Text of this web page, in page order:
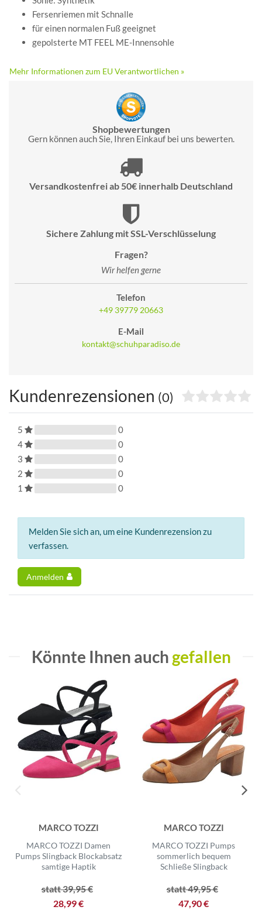
Fersenriemen mit Schnalle
für einen normalen Fuß geeignet
gepolsterte MT FEEL ME-Innensohle
Mehr Informationen zum EU Verantwortlichen »
Shopbewertungen
Gern können auch Sie, Ihren Einkauf bei uns bewerten.
Versandkostenfrei ab 50€ innerhalb Deutschland
Sichere Zahlung mit SSL-Verschlüsselung
Fragen?
Wir helfen gerne
Telefon
+49 39779 20663
E-Mail
kontakt@schuhparadiso.de
Kundenrezensionen (0)
5
0
4
0
3
0
2
0
1
0
Melden Sie sich an, um eine Kundenrezension zu
verfassen.
Anmelden
Könnte Ihnen auch gefallen
MARCO TOZZI
MARCO TOZZI Damen
Pumps Slingback Blockabsatz
samtige Haptik
statt 39,95 €
28,99 €
MARCO TOZZI
MARCO TOZZI Pumps
sommerlich bequem
Schließe Slingback
statt 49,95 €
47,90 €